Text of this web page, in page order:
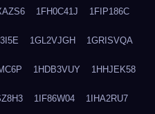
1FH0C41J 1FIP186C
1GL2VJGH 1GRISVQA
1HDB3VUY 1HHJEK58
1IF86W04 1IHA2RU7